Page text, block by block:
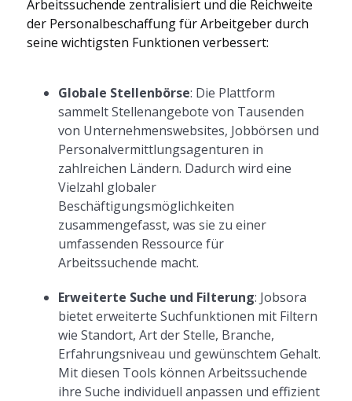
Arbeitssuchende zentralisiert und die Reichweite
der Personalbeschaffung für Arbeitgeber durch
seine wichtigsten Funktionen verbessert:
Globale Stellenbörse: Die Plattform
sammelt Stellenangebote von Tausenden
von Unternehmenswebsites, Jobbörsen und
Personalvermittlungsagenturen in
zahlreichen Ländern. Dadurch wird eine
Vielzahl globaler
Beschäftigungsmöglichkeiten
zusammengefasst, was sie zu einer
umfassenden Ressource für
Arbeitssuchende macht.
Erweiterte Suche und Filterung: Jobsora
bietet erweiterte Suchfunktionen mit Filtern
wie Standort, Art der Stelle, Branche,
Erfahrungsniveau und gewünschtem Gehalt.
Mit diesen Tools können Arbeitssuchende
ihre Suche individuell anpassen und effizient